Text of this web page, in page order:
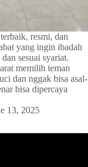
resmi, dan
yang ingin ibadah
sesuai syariat.
memilih teman
dan nggak bisa asal-
bisa dipercaya
13, 2025